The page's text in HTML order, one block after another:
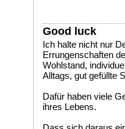
Good luck
Ich halte nicht nur
Errungenschaften
Wohlstand,
Alltags, gut gefüllte
Dafür haben viele
ihres Lebens.